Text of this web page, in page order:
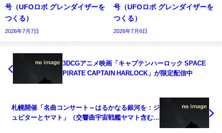
号（UFOロボ グレンダイザーを
つくる）
2026年7月7日
号（UFOロボ グレンダイザーを
つくる）
2026年7月6日
3DCGアニメ映画「キャプテンハーロック SPACE
PIRATE CAPTAIN HARLOCK」が限定配信中
札幌開催「名曲コンサート～はるかなる銀河を：ジ
ュピターとヤマト」（交響曲宇宙戦艦ヤマト含む）